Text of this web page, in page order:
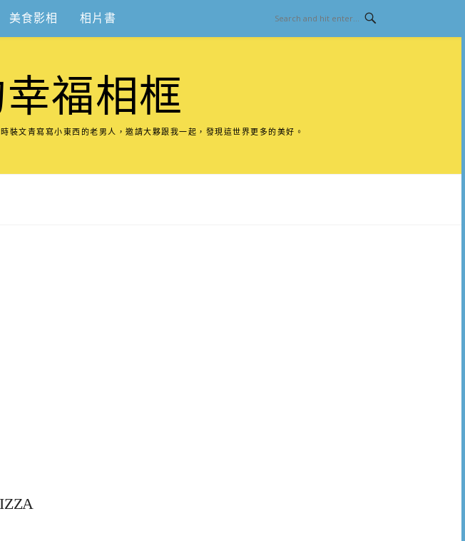
美食影相 相片書
福相框
文青寫寫小東西的老男人，邀請大夥跟我一起，發現這世界更多的美好。